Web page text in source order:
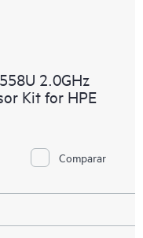
2.0GHz
Kit for HPE
Comparar